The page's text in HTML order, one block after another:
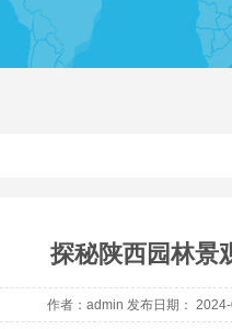
探秘陕西园林景
作者：admin 发布日期：